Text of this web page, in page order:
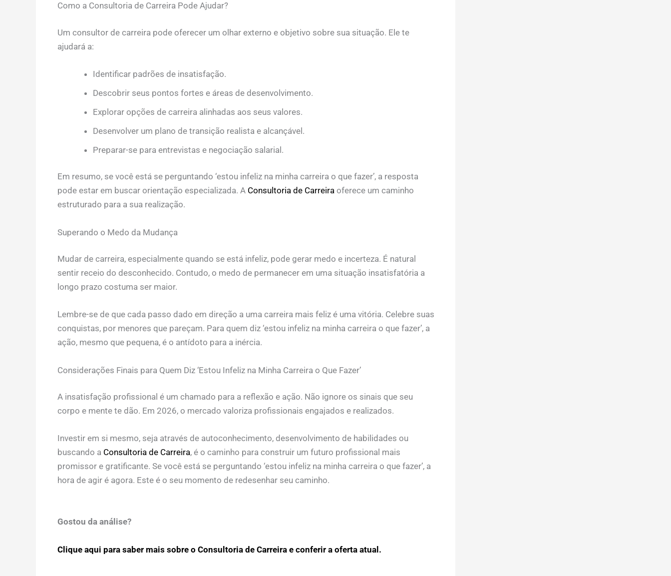
Como a Consultoria de Carreira Pode Ajudar?
Um consultor de carreira pode oferecer um olhar externo e objetivo sobre sua situação. Ele te
ajudará a:
Identificar padrões de insatisfação.
Descobrir seus pontos fortes e áreas de desenvolvimento.
Explorar opções de carreira alinhadas aos seus valores.
Desenvolver um plano de transição realista e alcançável.
Preparar-se para entrevistas e negociação salarial.
Em resumo, se você está se perguntando ‘estou infeliz na minha carreira o que fazer’, a resposta
pode estar em buscar orientação especializada. A Consultoria de Carreiraoferece um caminho
estruturado para a sua realização.
Superando o Medo da Mudança
Mudar de carreira, especialmente quando se está infeliz, pode gerar medo e incerteza. É natural
sentir receio do desconhecido. Contudo, o medo de permanecer em uma situação insatisfatória a
longo prazo costuma ser maior.
Lembre-se de que cada passo dado em direção a uma carreira mais feliz é uma vitória. Celebre suas
conquistas, por menores que pareçam. Para quem diz ‘estou infeliz na minha carreira o que fazer’, a
ação, mesmo que pequena, é o antídoto para a inércia.
Considerações Finais para Quem Diz ‘Estou Infeliz na Minha Carreira o Que Fazer’
A insatisfação profissional é um chamado para a reflexão e ação. Não ignore os sinais que seu
corpo e mente te dão. Em 2026, o mercado valoriza profissionais engajados e realizados.
Investir em si mesmo, seja através de autoconhecimento, desenvolvimento de habilidades ou
buscando a Consultoria de Carreira, é o caminho para construir um futuro profissional mais
promissor e gratificante. Se você está se perguntando ‘estou infeliz na minha carreira o que fazer’, a
hora de agir é agora. Este é o seu momento de redesenhar seu caminho.
Gostou da análise?
Clique aqui para saber mais sobre o Consultoria de Carreira e conferir a oferta atual.